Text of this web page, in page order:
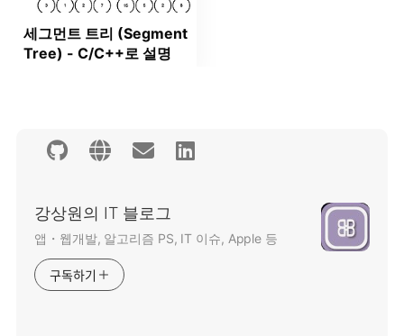
세그먼트 트리 (Segment
Tree) - C/C++로 설명
강상원의 IT 블로그
앱・웹개발, 알고리즘 PS, IT 이슈, Apple 등
구독하기